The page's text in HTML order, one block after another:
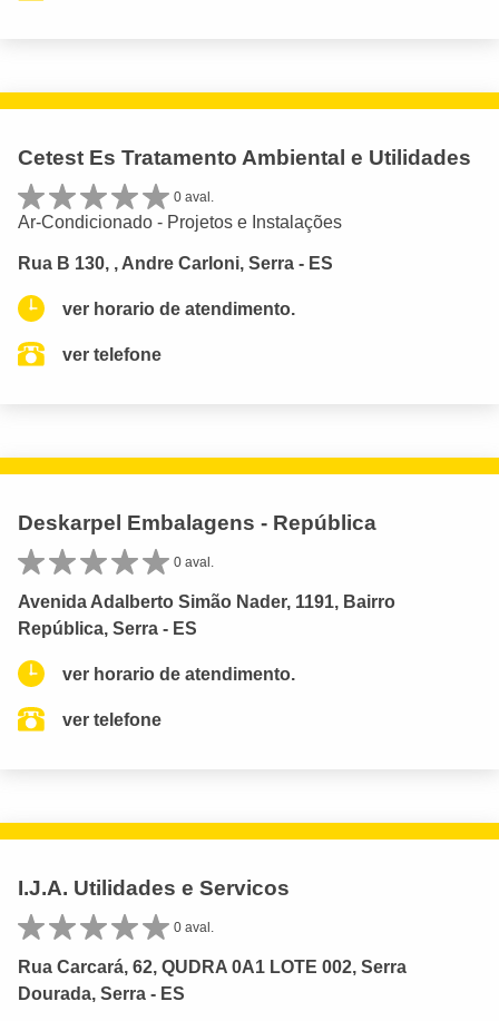
Cetest Es Tratamento Ambiental e Utilidades
0 aval.
Ar-Condicionado - Projetos e Instalações
Rua B 130, , Andre Carloni, Serra - ES
ver horario de atendimento.
ver telefone
Deskarpel Embalagens - República
0 aval.
Avenida Adalberto Simão Nader, 1191, Bairro
República, Serra - ES
ver horario de atendimento.
ver telefone
I.J.A. Utilidades e Servicos
0 aval.
Rua Carcará, 62, QUDRA 0A1 LOTE 002, Serra
Dourada, Serra - ES